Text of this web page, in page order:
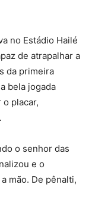
no Estádio Hailé
de atrapalhar a
da primeira
bela jogada
o placar,
o senhor das
e o
mão. De pênalti,